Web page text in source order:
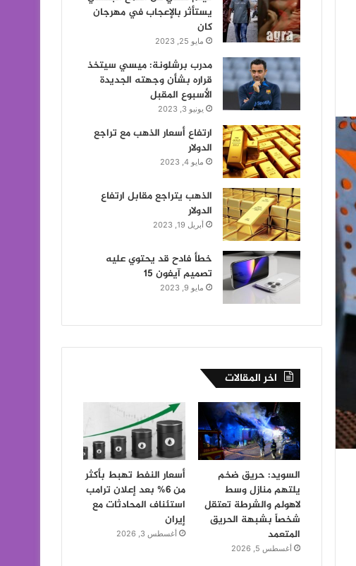
يستأثر بالإعجاب في مهرجان
كان
مايو 25, 2023
مدرب برشلونة: ميسي سيتخذ
قراره بشأن وجهته الجديدة
الأسبوع المقبل
يونيو 3, 2023
ارتفاع أسعار الذهب مع تراجع
الدولار
مايو 4, 2023
الذهب يتراجع مقابل ارتفاع
الدولار
أبريل 19, 2023
خطأ فادح قد يحتوي عليه
تصميم آيفون 15
مايو 9, 2023
اخر المقالات
السويد: حريق ضخم
يلتهم منازل وسط
لاهولم والشرطة تعتقل
شخصاً بشبهة الحريق
المتعمد
أغسطس 5, 2026
أسعار النفط تهبط بأكثر
من 6% بعد إعلان ترامب
استئناف المحادثات مع
إيران
أغسطس 3, 2026